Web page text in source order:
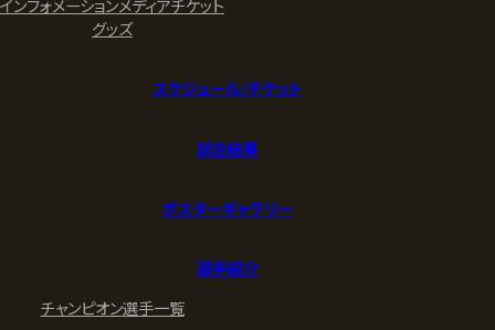
インフォメーションメディアチケット
グッズ
スケジュール/チケット
試合結果
ポスターギャラリー
選手紹介
チャンピオン選手一覧